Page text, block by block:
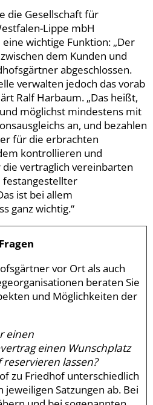
die Gesellschaft für
Lippe mbH
wichtige Funktion: „Der
dem Kunden und
abgeschlossen.
verwalten jedoch das vorab
Ralf Harbaum. „Das heißt,
möglichst mindestens mit
an, und bezahlen
für die erbrachten
kontrollieren und
vertraglich vereinbarten
ist bei allem
ganz wichtig.“
vor Ort als auch
beraten Sie
und Möglichkeiten der
einen
einen Wunschplatz
lassen?
zu Friedhof unterschiedlich
jeweiligen Satzungen ab. Bei